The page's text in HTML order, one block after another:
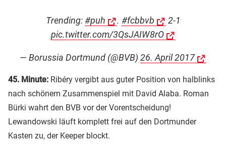
Trending:#puh . #fcbbvb
2-1
pic.twitter.com/3QsJAIW8rO
— Borussia Dortmund (@BVB) 26. April 2017
45. Minute: Ribéry vergibt aus guter Position von halblinks
nach schönem Zusammenspiel mit David Alaba. Roman
Bürki wahrt den BVB vor der Vorentscheidung!
Lewandowski läuft komplett frei auf den Dortmunder
Kasten zu, der Keeper blockt.